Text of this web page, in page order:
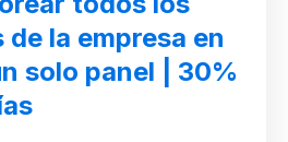
la empresa en
solo panel | 30%